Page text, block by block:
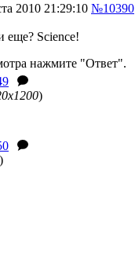
2010 21:29:10 №10390
еще? Science!
нажмите "Ответ".
)
)